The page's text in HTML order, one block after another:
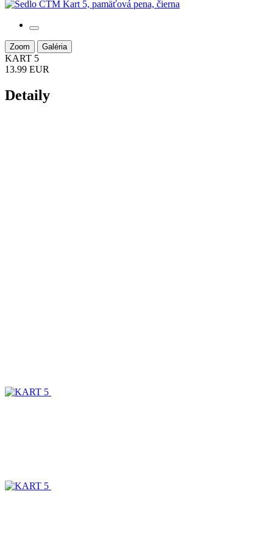
Zoom Galéria
KART 5
13.99 EUR
Detaily